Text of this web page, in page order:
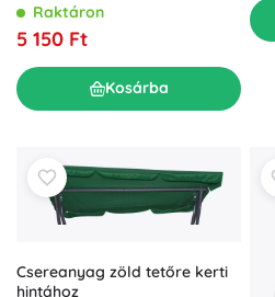
Raktáron
5 150 Ft
Kosárba
Csereanyag zöld tetőre kerti
hintához